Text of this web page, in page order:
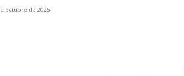
octubre de 2025